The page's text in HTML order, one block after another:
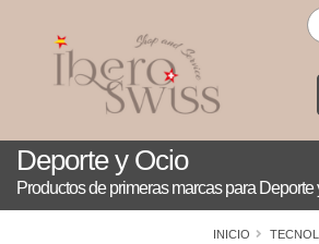
Deporte y Ocio
Productos de primeras marcas para Deporte
INICIO